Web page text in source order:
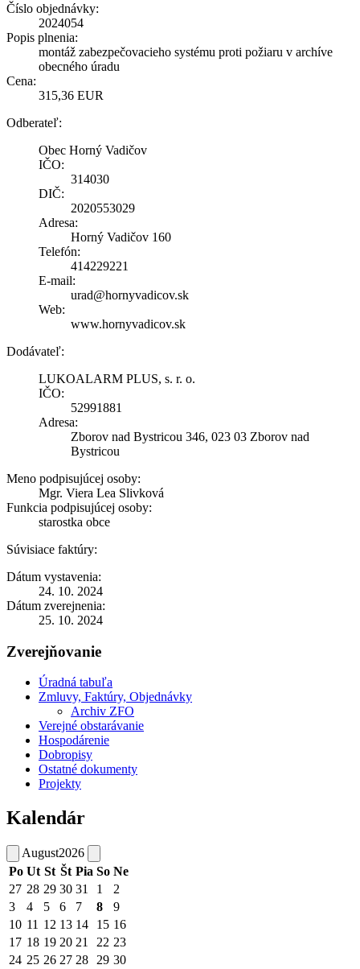
Číslo objednávky:
2024054
Popis plnenia:
montáž zabezpečovacieho systému proti požiaru v archíve
obecného úradu
Cena:
315,36 EUR
Odberateľ:
Obec Horný Vadičov
IČO:
314030
DIČ:
2020553029
Adresa:
Horný Vadičov 160
Telefón:
414229221
E-mail:
urad@hornyvadicov.sk
Web:
www.hornyvadicov.sk
Dodávateľ:
LUKOALARM PLUS, s. r. o.
IČO:
52991881
Adresa:
Zborov nad Bystricou 346, 023 03 Zborov nad
Bystricou
Meno podpisujúcej osoby:
Mgr. Viera Lea Slivková
Funkcia podpisujúcej osoby:
starostka obce
Súvisiace faktúry:
Dátum vystavenia:
24. 10. 2024
Dátum zverejnenia:
25. 10. 2024
Zverejňovanie
Úradná tabuľa
Zmluvy, Faktúry, Objednávky
Archiv ZFO
Verejné obstarávanie
Hospodárenie
Dobropisy
Ostatné dokumenty
Projekty
Kalendár
August2026
Po Ut St Št Pia So Ne
27 28 29 30 31 1
2
3
4 5 6 7 8
9
10 11 12 13 14 15 16
17 18 19 20 21 22 23
24 25 26 27 28 29 30